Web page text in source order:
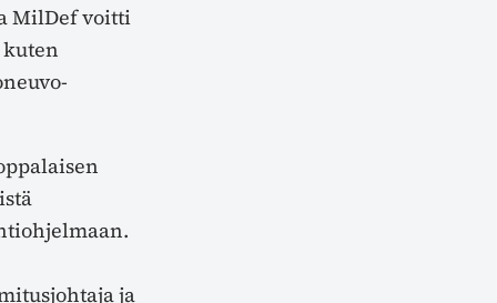
MilDef voitti
ja